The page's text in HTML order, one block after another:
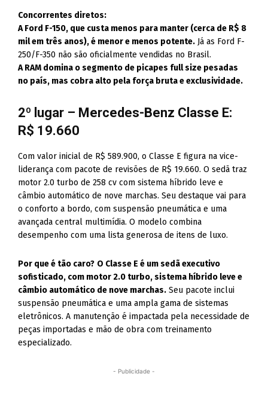
Concorrentes diretos:
A Ford F-150, que custa menos para manter (cerca de R$ 8
mil em três anos), é menor e menos potente. Já as Ford F-
250/F-350 não são oficialmente vendidas no Brasil.
A RAM domina o segmento de picapes full size pesadas
no país, mas cobra alto pela força bruta e exclusividade.
2º lugar – Mercedes-Benz Classe E:
R$ 19.660
Com valor inicial de R$ 589.900, o Classe E figura na vice-
liderança com pacote de revisões de R$ 19.660. O sedã traz
motor 2.0 turbo de 258 cv com sistema híbrido leve e
câmbio automático de nove marchas. Seu destaque vai para
o conforto a bordo, com suspensão pneumática e uma
avançada central multimídia. O modelo combina
desempenho com uma lista generosa de itens de luxo.
Por que é tão caro? O Classe E é um sedã executivo
sofisticado, com motor 2.0 turbo, sistema híbrido leve e
câmbio automático de nove marchas. Seu pacote inclui
suspensão pneumática e uma ampla gama de sistemas
eletrônicos. A manutenção é impactada pela necessidade de
peças importadas e mão de obra com treinamento
especializado.
- Publicidade -